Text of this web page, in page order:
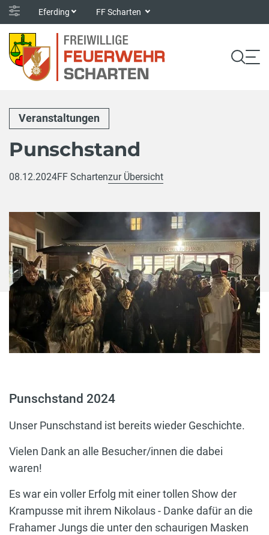
Eferding FF Scharten
Veranstaltungen
Punschstand
08.12.2024FF Schartenzur Übersicht
Punschstand 2024
Unser Punschstand ist bereits wieder Geschichte.
Vielen Dank an alle Besucher/innen die dabei
waren!
Es war ein voller Erfolg mit einer tollen Show der
Krampusse mit ihrem Nikolaus - Danke dafür an die
Frahamer Jungs die unter den schaurigen Masken